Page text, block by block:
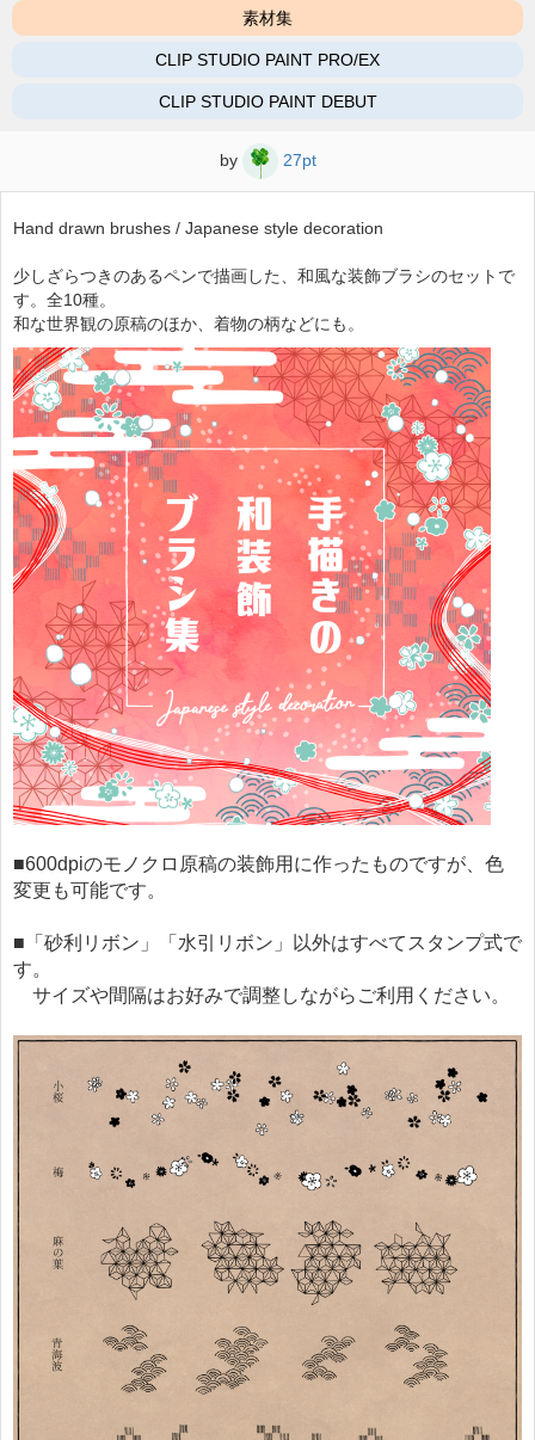
素材集
CLIP STUDIO PAINT PRO/EX
CLIP STUDIO PAINT DEBUT
by 27pt
Hand drawn brushes / Japanese style decoration
少しざらつきのあるペンで描画した、和風な装飾ブラシのセットで
す。全10種。
和な世界観の原稿のほか、着物の柄などにも。
■600dpiのモノクロ原稿の装飾用に作ったものですが、色
変更も可能です。
■「砂利リボン」「水引リボン」以外はすべてスタンプ式で
す。
サイズや間隔はお好みで調整しながらご利用ください。